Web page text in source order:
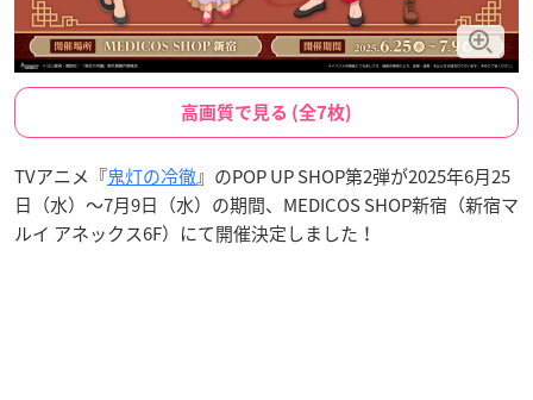
高画質で見る (全7枚)
TVアニメ『鬼灯の冷徹』のPOP UP SHOP第2弾が2025年6月25
日（水）〜7月9日（水）の期間、MEDICOS SHOP新宿（新宿マ
ルイ アネックス6F）にて開催決定しました！